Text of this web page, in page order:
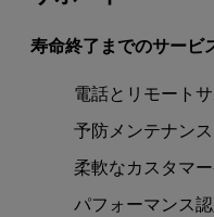
寿命終了までのサービ
電話とリモートサ
予防メンテナン
柔軟なカスタマ
パフォーマンス